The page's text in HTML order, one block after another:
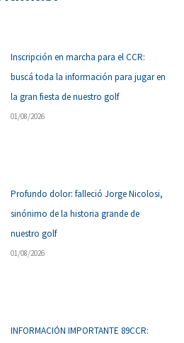
Inscripción en marcha para el CCR:
buscá toda la información para jugar en
la gran fiesta de nuestro golf
01/08/2026
Profundo dolor: falleció Jorge Nicolosi,
sinónimo de la historia grande de
nuestro golf
01/08/2026
INFORMACIÓN IMPORTANTE 89CCR: